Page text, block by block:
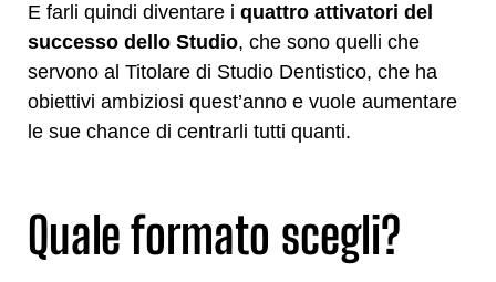
E farli quindi diventare i quattro attivatori del
successo dello Studio, che sono quelli che
servono al Titolare di Studio Dentistico, che ha
obiettivi ambiziosi quest’anno e vuole aumentare
le sue chance di centrarli tutti quanti.
Quale formato scegli?